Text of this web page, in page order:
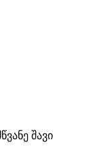
შავი